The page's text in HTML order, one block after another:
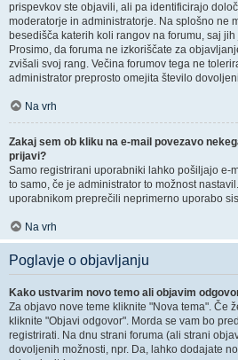
prispevkov ste objavili, ali pa identificirajo
moderatorje in administratorje. Na splošno ne
besedišča katerih koli rangov na forumu, saj
Prosimo, da foruma ne izkoriščate za
zvišali svoj rang. Večina forumov tega ne
administrator preprosto omejita število
Na vrh
Zakaj sem ob kliku na e-mail povezavo
prijavi?
Samo registrirani uporabniki lahko pošiljajo e-
to samo, če je administrator to možnost
uporabnikom preprečili neprimerno uporabo
Na vrh
Poglavje o objavljanju
Kako ustvarim novo temo ali objavim
Za objavo nove teme kliknite "Nova tema". Če
kliknite "Objavi odgovor". Morda se vam bo
registrirati. Na dnu strani foruma (ali strani
dovoljenih možnosti, npr. Da, lahko dodajate